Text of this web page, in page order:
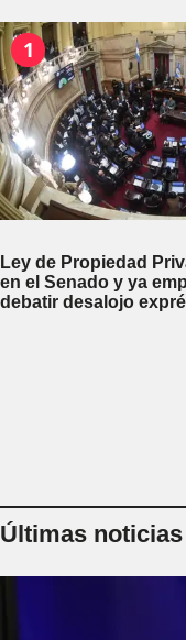
1
Ley de Propiedad
en el Senado y ya
debatir desalojo
Últimas noticias